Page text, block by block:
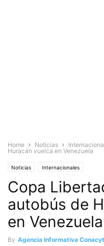
Home Noticias
Huracán vuelca en Venezuela
Noticias Internacionales
Copa
autobús de
en Venezuela
By Agencia Informativa Conacyt